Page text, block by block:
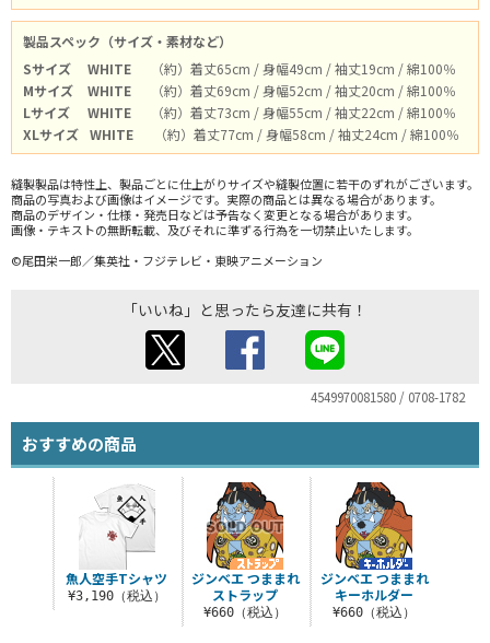
製品スペック（サイズ・素材など）
Sサイズ
WHITE
（約）着丈65cm / 身幅49cm / 袖丈19cm / 綿100％
Mサイズ
WHITE
（約）着丈69cm / 身幅52cm / 袖丈20cm / 綿100％
Lサイズ
WHITE
（約）着丈73cm / 身幅55cm / 袖丈22cm / 綿100％
XLサイズ WHITE （約）着丈77cm / 身幅58cm / 袖丈24cm / 綿100％
縫製製品は特性上、製品ごとに仕上がりサイズや縫製位置に若干のずれがございます。
商品の写真および画像はイメージです。実際の商品とは異なる場合があります。
商品のデザイン・仕様・発売日などは予告なく変更となる場合があります。
画像・テキストの無断転載、及びそれに準ずる行為を一切禁止いたします。
©尾田栄一郎／集英社・フジテレビ・東映アニメーション
「いいね」と思ったら友達に共有！
4549970081580 / 0708-1782
おすすめの商品
ジンベエ つままれ
ストラップ
¥660（税込）
ジンベエ つままれ
キーホルダー
¥660（税込）
魚人空手Tシャツ
¥3,190（税込）